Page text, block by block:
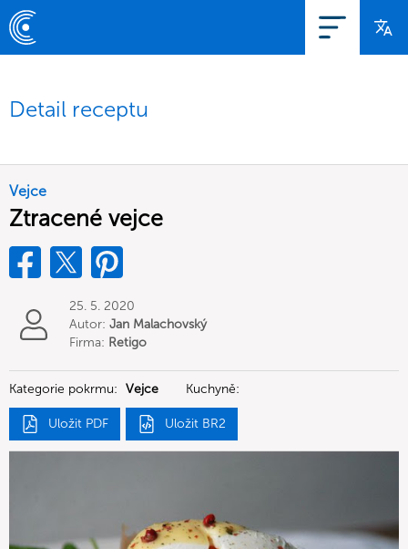
Detail receptu
Vejce
Ztracené vejce
25. 5. 2020
Autor: Jan Malachovský
Firma: Retigo
Kategorie pokrmu: Vejce Kuchyně:
Uložit PDF Uložit BR2